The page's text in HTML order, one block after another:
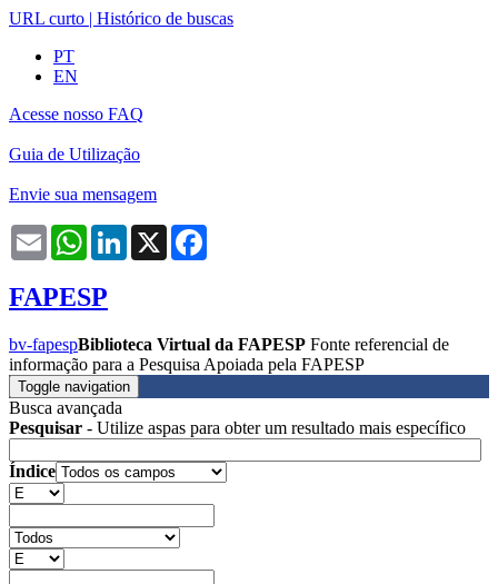
URL curto | Histórico de buscas
PT
EN
Acesse nosso FAQ
Guia de Utilização
Envie sua mensagem
Email WhatsAppLinkedIn
X
FAPESP
bv-fapespBiblioteca Virtual da FAPESP Fonte referencial de
informação para a Pesquisa Apoiada pela FAPESP
Toggle navigation
Busca avançada
Pesquisar - Utilize aspas para obter um resultado mais específico
Índice